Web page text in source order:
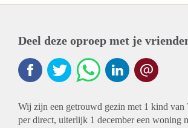
Deel deze oproep met je
Wij zijn een getrouwd gezin met 1 kind van
per direct, uiterlijk 1 december een woning